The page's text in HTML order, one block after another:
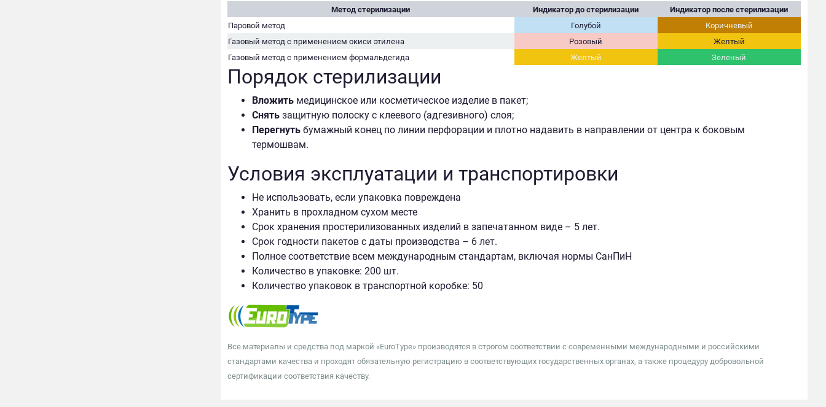
Метод стерилизации Индикатор до стерилизации
Индикатор после стерилизации
Паровой метод
Голубой
Коричневый
Газовый метод с применением окиси этилена
Розовый
Желтый
Газовый метод с применением формальдегида
Желтый Зеленый
Порядок стерилизации
Вложитьмедицинское или косметическое изделие в пакет;
Снятьзащитную полоску с клеевого (адгезивного) слоя;
Перегнутьбумажный конец по линии перфорации и плотно надавить в направлении от центра к боковым
термошвам.
Условия эксплуатации и транспортировки
Не использовать, если упаковка повреждена
Хранить в прохладном сухом месте
Срок хранения простерилизованных изделий в запечатанном виде – 5 лет.
Срок годности пакетов с даты производства – 6 лет.
Полное соответствие всем международным стандартам, включая нормы СанПиН
Количество в упаковке: 200 шт.
Количество упаковок в транспортной коробке: 50
Все материалы и средства под маркой «EuroType» производятся в строгом соответствии с современными международными и российскими
стандартами качества и проходят обязательную регистрацию в соответствующих государственных органах, а также процедуру добровольной
сертификации соответствия качеству.